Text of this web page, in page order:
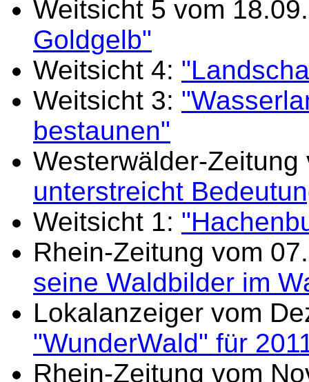
Weitsicht 5 vom
Goldgelb"
Weitsicht 4:
Weitsicht 3:
bestaunen"
Westerwälder-
unterstreicht
Weitsicht 1:
Rhein-Zeitung vom
seine Waldbilder im
Lokalanzeiger vom
"WunderWald" für
Rhein-Zeitung vom